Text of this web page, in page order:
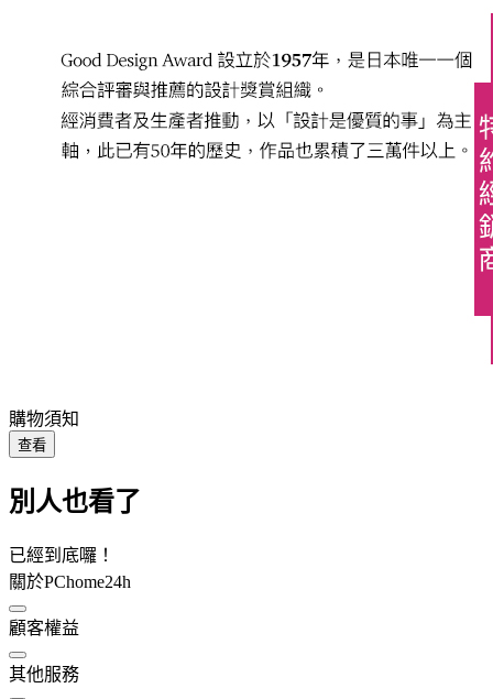
購物須知
查看
別人也看了
已經到底囉！
關於PChome24h
顧客權益
其他服務